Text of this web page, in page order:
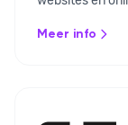
toegankelijke,
Meer info